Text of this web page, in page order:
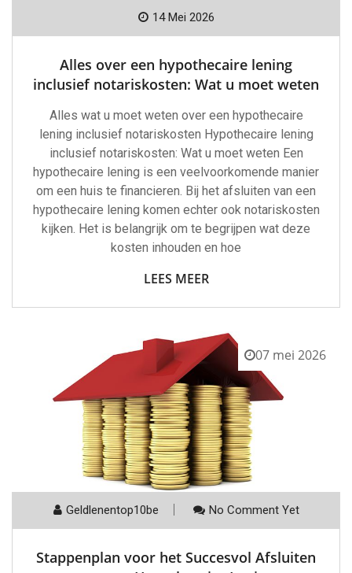
14 Mei 2026
Alles over een hypothecaire lening
inclusief notariskosten: Wat u moet weten
Alles wat u moet weten over een hypothecaire
lening inclusief notariskosten Hypothecaire lening
inclusief notariskosten: Wat u moet weten Een
hypothecaire lening is een veelvoorkomende manier
om een huis te financieren. Bij het afsluiten van een
hypothecaire lening komen echter ook notariskosten
kijken. Het is belangrijk om te begrijpen wat deze
kosten inhouden en hoe
LEES MEER
07 mei 2026
Geldlenentop10be No Comment Yet
Stappenplan voor het Succesvol Afsluiten